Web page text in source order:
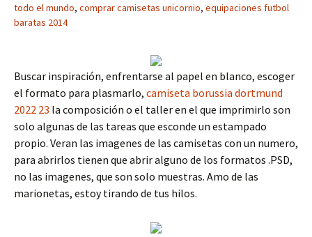
todo el mundo, comprar camisetas unicornio, equipaciones futbol
baratas 2014
Buscar inspiración, enfrentarse al papel en blanco, escoger
el formato para plasmarlo, camiseta borussia dortmund
2022 23 la composición o el taller en el que imprimirlo son
solo algunas de las tareas que esconde un estampado
propio. Veran las imagenes de las camisetas con un numero,
para abrirlos tienen que abrir alguno de los formatos .PSD,
no las imagenes, que son solo muestras. Amo de las
marionetas, estoy tirando de tus hilos.